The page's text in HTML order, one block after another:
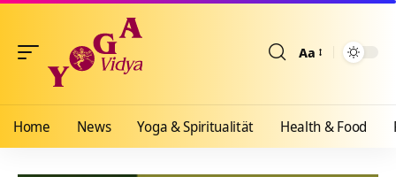
Aa
Home News Yoga & Spiritualität Health & Food